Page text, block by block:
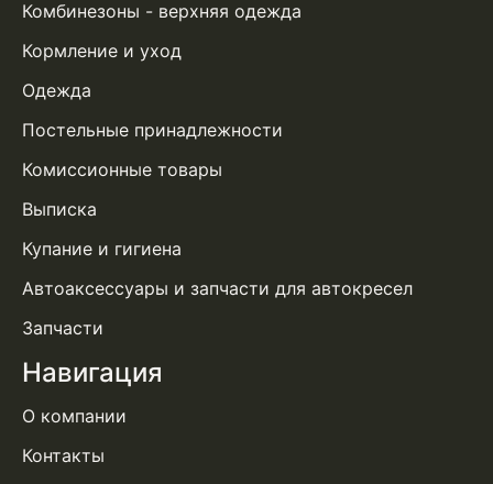
Комбинезоны - верхняя одежда
Кормление и уход
Одежда
Постельные принадлежности
Комиссионные товары
Выписка
Купание и гигиена
Автоаксессуары и запчасти для автокресел
Запчасти
Навигация
О компании
Контакты